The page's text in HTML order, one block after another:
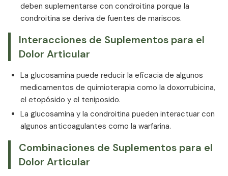
deben suplementarse con condroitina porque la
condroitina se deriva de fuentes de mariscos.
Interacciones de Suplementos para el
Dolor Articular
La glucosamina puede reducir la eficacia de algunos
medicamentos de quimioterapia como la doxorrubicina,
el etopósido y el teniposido.
La glucosamina y la condroitina pueden interactuar con
algunos anticoagulantes como la warfarina.
Combinaciones de Suplementos para el
Dolor Articular